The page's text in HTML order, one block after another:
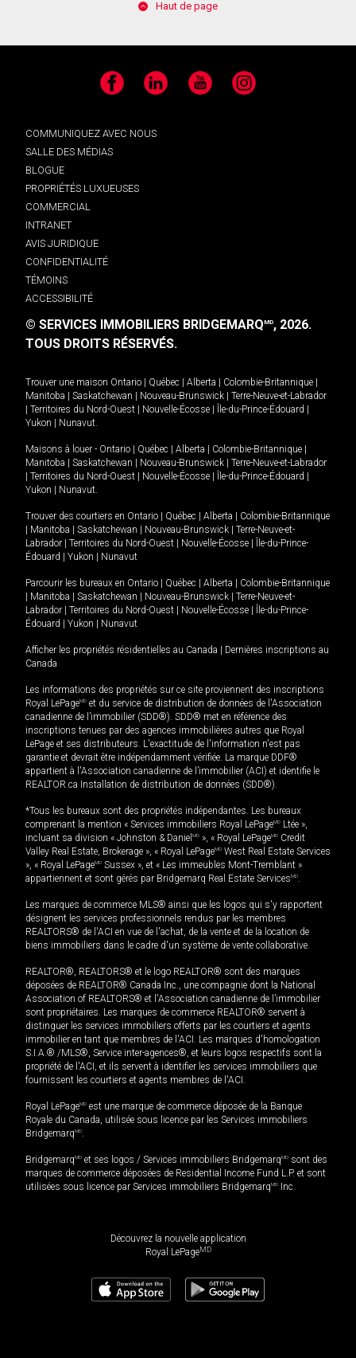
Haut de page
Facebook LinkedIn YouTube Instagram
COMMUNIQUEZ AVEC NOUS
SALLE DES MÉDIAS
BLOGUE
PROPRIÉTÉS LUXUEUSES
COMMERCIAL
INTRANET
AVIS JURIDIQUE
CONFIDENTIALITÉ
TÉMOINS
ACCESSIBILITÉ
© SERVICES IMMOBILIERS BRIDGEMARQMD, 2026.
TOUS DROITS RÉSERVÉS.
Trouver une maison Ontario Québec Alberta Colombie-Britannique
Manitoba
Saskatchewan Nouveau-Brunswick
Terre-Neuve-et-Labrador
Territoires du Nord-Ouest Nouvelle-Écosse Île-du-Prince-Édouard
Yukon
Nunavut.
Maisons à louer - Ontario Québec Alberta Colombie-Britannique
Manitoba
Saskatchewan Nouveau-Brunswick
Terre-Neuve-et-Labrador
Territoires du Nord-Ouest Nouvelle-Écosse Île-du-Prince-Édouard
Yukon
Nunavut.
Trouver des courtiers en Ontario Québec Alberta
Colombie-Britannique
Manitoba Saskatchewan Nouveau-Brunswick
Terre-Neuve-et-
Labrador
Territoires du Nord-Ouest Nouvelle-Écosse
Île-du-Prince-
Édouard
Yukon Nunavut
Parcourir les bureaux en Ontario Québec Alberta
Colombie-Britannique
Manitoba Saskatchewan Nouveau-Brunswick
Terre-Neuve-et-
Labrador
Territoires du Nord-Ouest Nouvelle-Écosse
Île-du-Prince-
Édouard
Yukon Nunavut
Afficher les propriétés résidentielles au Canada
Dernières inscriptions au
Canada
Les informations des propriétés sur ce site proviennent des inscriptions
Royal LePageMD et du service de distribution de données de l'Association
canadienne de l’immobilier (SDD®). SDD® met en référence des
inscriptions tenues par des agences immobilières autres que Royal
LePage et ses distributeurs. L'exactitude de l'information n'est pas
garantie et devrait être indépendamment vérifiée. La marque DDF®
appartient à l'Association canadienne de l’immobilier (ACI) et identifie le
REALTOR.ca Installation de distribution de données (SDD®).
*Tous les bureaux sont des propriétés indépendantes. Les bureaux
comprenant la mention « Services immobiliers Royal LePageMD Ltée »,
incluant sa division « Johnston & Daniel MD », « Royal LePageMD Credit
Valley Real Estate, Brokerage », « Royal LePageMD West Real Estate Services
», « Royal LePageMD Sussex », et « Les immeubles Mont-Tremblant »
appartiennent et sont gérés par Bridgemarq Real Estate ServicesMD.
Les marques de commerce MLS® ainsi que les logos qui s'y rapportent
désignent les services professionnels rendus par les membres
REALTORS® de l'ACI en vue de l'achat, de la vente et de la location de
biens immobiliers dans le cadre d'un système de vente collaborative.
REALTOR®, REALTORS® et le logo REALTOR® sont des marques
déposées de REALTOR® Canada Inc., une compagnie dont la National
Association of REALTORS® et l'Association canadienne de l’immobilier
sont propriétaires. Les marques de commerce REALTOR® servent à
distinguer les services immobiliers offerts par les courtiers et agents
immobilier en tant que membres de l'ACI. Les marques d'homologation
S.I.A.® /MLS®, Service inter-agences®, et leurs logos respectifs sont la
propriété de l'ACI, et ils servent à identifier les services immobiliers que
fournissent les courtiers et agents membres de l'ACI.
Royal LePageMD est une marque de commerce déposée de la Banque
Royale du Canada, utilisée sous licence par les Services immobiliers
BridgemarqMD.
BridgemarqMD et ses logos / Services immobiliers BridgemarqMD sont des
marques de commerce déposées de Residential Income Fund L.P. et sont
utilisées sous licence par Services immobiliers BridgemarqMD Inc.
Découvrez la nouvelle application
Royal LePageMD